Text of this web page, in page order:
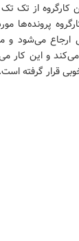
کارگروه از تک
پرونده‌ها
می‌شود و
و این کار
قرار گرفته است.